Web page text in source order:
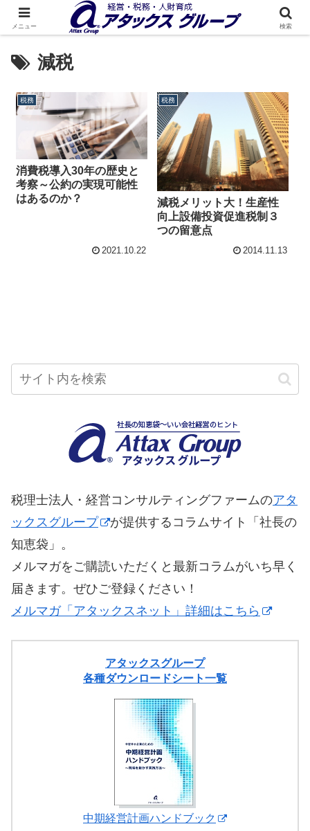
減税
税務
消費税導入30年の歴史と
考察～公約の実現可能性
はあるのか？
2021.10.22
税務
減税メリット大！生産性
向上設備投資促進税制３
つの留意点
2014.11.13
税理士法人・経営コンサルティングファームのアタ
ックスグループ
が提供するコラムサイト「社長の
知恵袋」。
メルマガをご購読いただくと最新コラムがいち早く
届きます。ぜひご登録ください！
メルマガ「アタックスネット」詳細はこちら
アタックスグループ
各種ダウンロードシート一覧
中期経営計画ハンドブック
メニュー 検索